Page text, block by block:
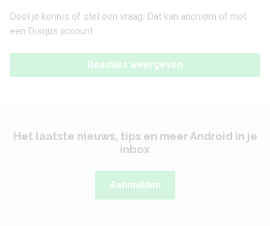
Deel je kennis of stel een vraag. Dat kan anoniem of met
een Disqus account.
Reacties weergeven
Het laatste nieuws, tips en meer Android in je
inbox
Aanmelden